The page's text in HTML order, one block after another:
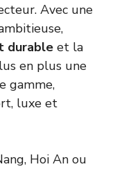
Avec une
durable et la
en plus une
gamme,
luxe et
Hoi An ou